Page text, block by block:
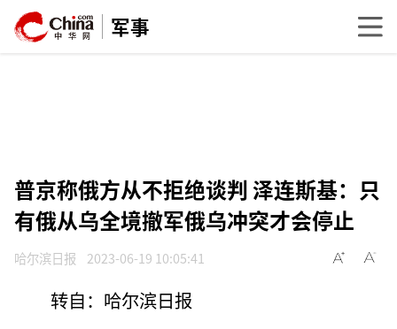
军事
普京称俄方从不拒绝谈判 泽连斯基：只
有俄从乌全境撤军俄乌冲突才会停止
哈尔滨日报 2023-06-19 10:05:41
转自：哈尔滨日报